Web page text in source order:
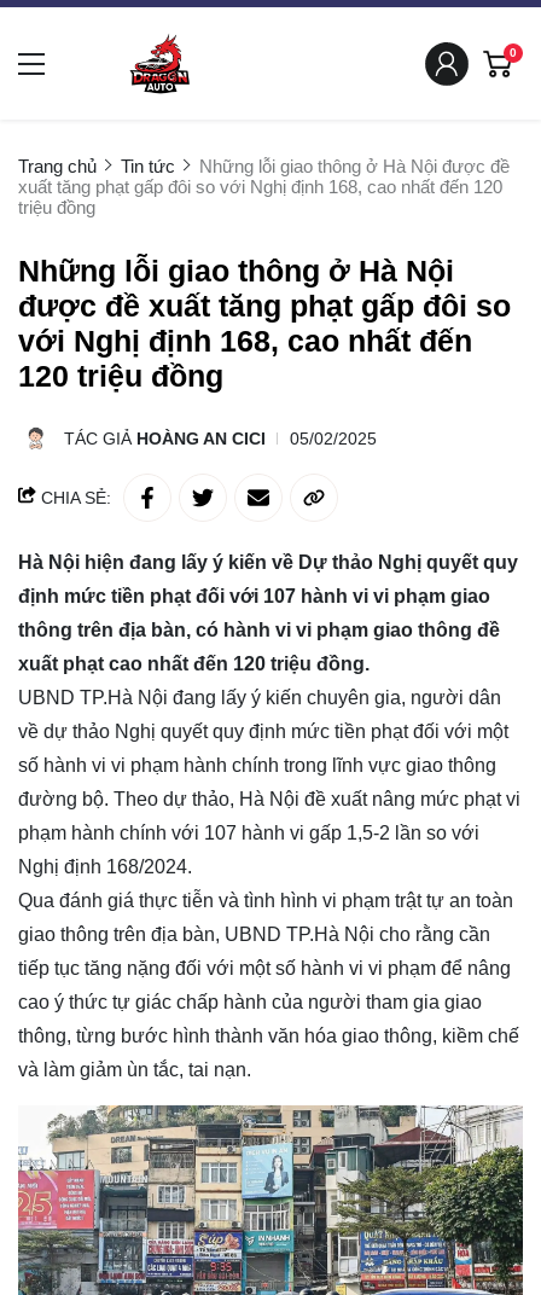
0
Trang chủ Tin tức
Những lỗi giao thông ở Hà Nội được đề
xuất tăng phạt gấp đôi so với Nghị định 168, cao nhất đến 120
triệu đồng
Những lỗi giao thông ở Hà Nội
được đề xuất tăng phạt gấp đôi so
với Nghị định 168, cao nhất đến
120 triệu đồng
TÁC GIẢ HOÀNG AN CICI 05/02/2025
CHIA SẺ:
Hà Nội hiện đang lấy ý kiến về Dự thảo Nghị quyết quy
định mức tiền phạt đối với 107 hành vi vi phạm giao
thông trên địa bàn, có hành vi vi phạm giao thông đề
xuất phạt cao nhất đến 120 triệu đồng.
UBND TP.Hà Nội đang lấy ý kiến chuyên gia, người dân
về dự thảo Nghị quyết quy định mức tiền phạt đối với một
số hành vi vi phạm hành chính trong lĩnh vực giao thông
đường bộ. Theo dự thảo, Hà Nội đề xuất nâng mức phạt vi
phạm hành chính với 107 hành vi gấp 1,5-2 lần so với
Nghị định 168/2024.
Qua đánh giá thực tiễn và tình hình vi phạm trật tự an toàn
giao thông trên địa bàn, UBND TP.Hà Nội cho rằng cần
tiếp tục tăng nặng đối với một số hành vi vi phạm để nâng
cao ý thức tự giác chấp hành của người tham gia giao
thông, từng bước hình thành văn hóa giao thông, kiềm chế
và làm giảm ùn tắc, tai nạn.